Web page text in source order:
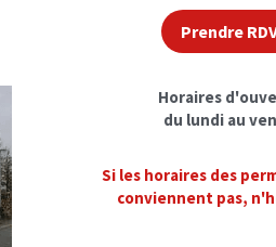
Prendre
Horaires
du lundi au
Si les horaires des
conviennent pas,